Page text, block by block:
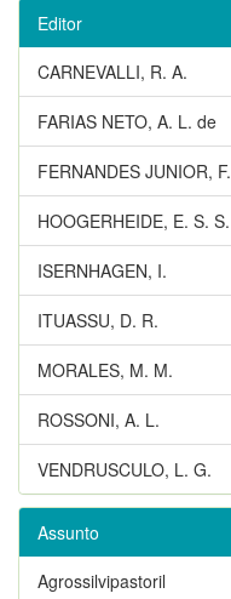
Editor
CARNEVALLI, R. A.
FARIAS NETO, A. L. de
FERNANDES JUNIOR, F.
HOOGERHEIDE, E. S. S.
ISERNHAGEN, I.
ITUASSU, D. R.
MORALES, M. M.
ROSSONI, A. L.
VENDRUSCULO, L. G.
Assunto
Agrossilvipastoril